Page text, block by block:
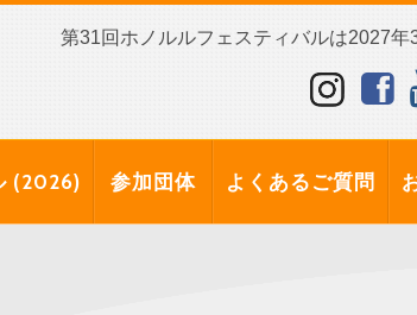
第31回ホノルルフェスティバルは2027年
(2026) 参加団体 よくあるご質問